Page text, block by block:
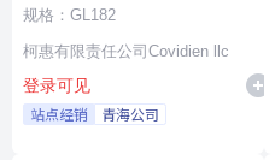
规格：GL182
柯惠有限责任公司Covidien llc
登录可见
站点经销 青海公司